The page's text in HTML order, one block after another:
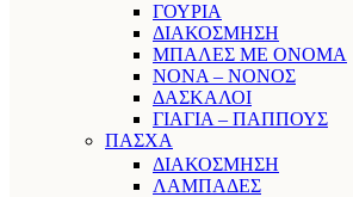
ΓΟΥΡΙΑ
ΔΙΑΚΟΣΜΗΣΗ
ΜΠΑΛΕΣ ΜΕ ΟΝΟΜΑ
ΝΟΝΑ – ΝΟΝΟΣ
ΔΑΣΚΑΛΟΙ
ΓΙΑΓΙΑ – ΠΑΠΠΟΥΣ
ΠΑΣΧΑ
ΔΙΑΚΟΣΜΗΣΗ
ΛΑΜΠΑΔΕΣ